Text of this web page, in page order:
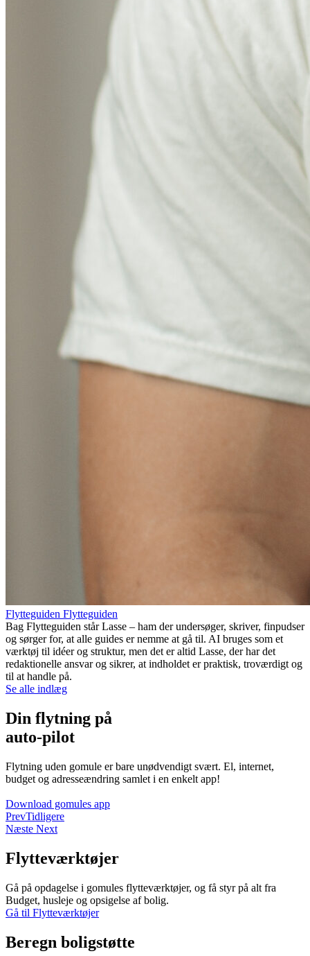
Flytteguiden Flytteguiden
Bag Flytteguiden står Lasse – ham der undersøger, skriver, finpudser
og sørger for, at alle guides er nemme at gå til. AI bruges som et
værktøj til idéer og struktur, men det er altid Lasse, der har det
redaktionelle ansvar og sikrer, at indholdet er praktisk, troværdigt og
til at handle på.
Se alle indlæg
Din flytning på
auto-pilot
Flytning uden gomule er bare unødvendigt svært. El, internet,
budget og adresseændring samlet i en enkelt app!
Download gomules app
PrevTidligere
Næste Next
Flytteværktøjer
Gå på opdagelse i gomules flytteværktøjer, og få styr på alt fra
Budget, husleje og opsigelse af bolig.
Gå til Flytteværktøjer
Beregn boligstøtte